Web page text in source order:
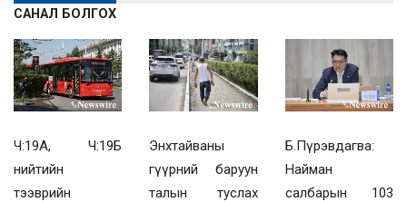
САНАЛ БОЛГОХ
Ч:19А, Ч:19Б
нийтийн
тээврийн
Энхтайваны
гүүрний баруун
талын туслах
Б.Пүрэвдагва:
Найман
салбарын 103